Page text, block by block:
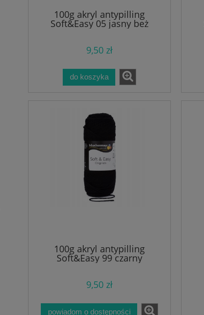
100g akryl antypilling
Soft&Easy 05 jasny beż
9,50 zł
do koszyka
100g akryl antypilling
Soft&Easy 99 czarny
9,50 zł
powiadom o dostępności